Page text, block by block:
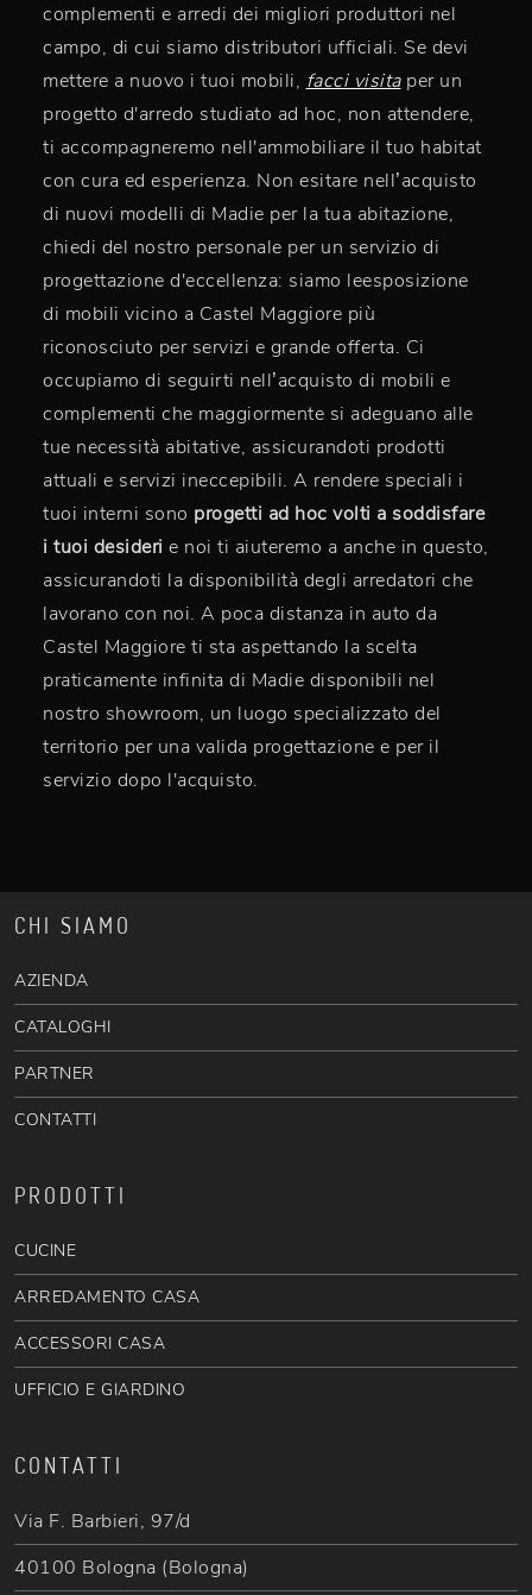
complementi e arredi dei migliori produttori nel
campo, di cui siamo distributori ufficiali. Se devi
mettere a nuovo i tuoi mobili, facci visitaper un
progetto d'arredo studiato ad hoc, non attendere,
ti accompagneremo nell'ammobiliare il tuo habitat
con cura ed esperienza. Non esitare nell’acquisto
di nuovi modelli di Madie per la tua abitazione,
chiedi del nostro personale per un servizio di
progettazione d'eccellenza: siamo leesposizione
di mobili vicino a Castel Maggiore più
riconosciuto per servizi e grande offerta. Ci
occupiamo di seguirti nell’acquisto di mobili e
complementi che maggiormente si adeguano alle
tue necessità abitative, assicurandoti prodotti
attuali e servizi ineccepibili. A rendere speciali i
tuoi interni sono progetti ad hoc volti a soddisfare
i tuoi desideri e noi ti aiuteremo a anche in questo,
assicurandoti la disponibilità degli arredatori che
lavorano con noi. A poca distanza in auto da
Castel Maggiore ti sta aspettando la scelta
praticamente infinita di Madie disponibili nel
nostro showroom, un luogo specializzato del
territorio per una valida progettazione e per il
servizio dopo l'acquisto.
CHI SIAMO
AZIENDA
CATALOGHI
PARTNER
CONTATTI
PRODOTTI
CUCINE
ARREDAMENTO CASA
ACCESSORI CASA
UFFICIO E GIARDINO
CONTATTI
Via F. Barbieri, 97/d
40100 Bologna (Bologna)